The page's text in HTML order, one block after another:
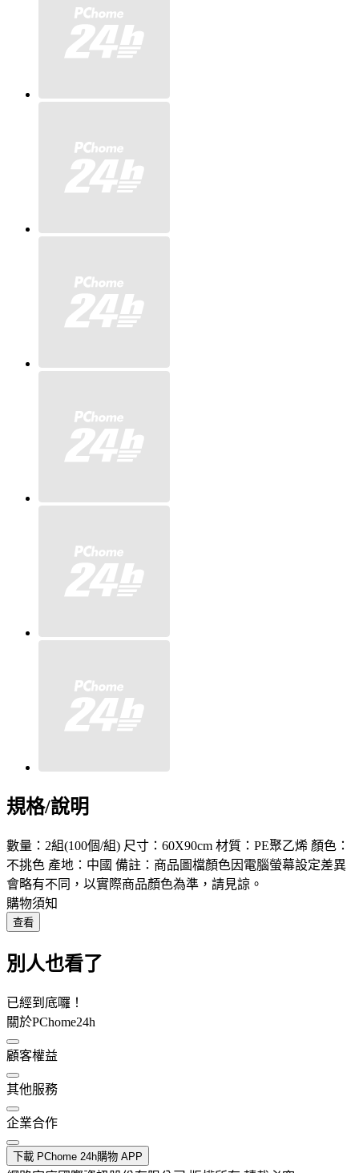
規格/說明
數量：2組(100個/組) 尺寸：60X90cm 材質：PE聚乙烯 顏色：
不挑色 產地：中國 備註：商品圖檔顏色因電腦螢幕設定差異
會略有不同，以實際商品顏色為準，請見諒。
購物須知
查看
別人也看了
已經到底囉！
關於PChome24h
顧客權益
其他服務
企業合作
下載 PChome 24h購物 APP